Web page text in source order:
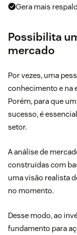
Gera mais
Possibilita
mercado
Por vezes, uma
conhecimento e na
Porém, para que
sucesso, é
setor.
A análise de
construídas com
uma visão realista
no momento.
Desse modo, ao
fundamento para